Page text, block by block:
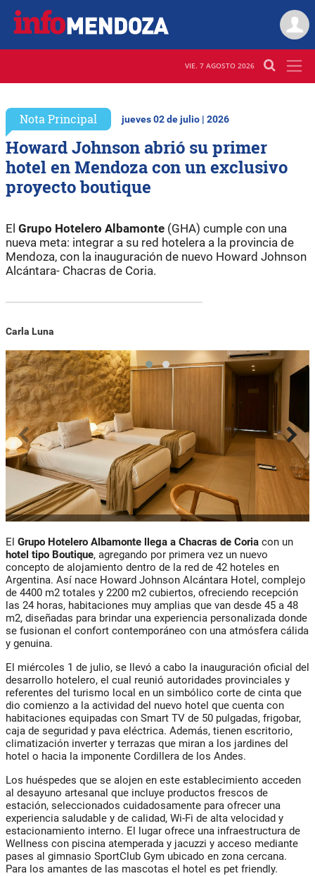
VIE. 7 AGOSTO 2026
Nota Principal jueves 02 de julio | 2026
Howard Johnson abrió su primer
hotel en Mendoza con un exclusivo
proyecto boutique
El Grupo Hotelero Albamonte (GHA) cumple con una
nueva meta: integrar a su red hotelera a la provincia de
Mendoza, con la inauguración de nuevo Howard Johnson
Alcántara- Chacras de Coria.
Carla Luna
El Grupo Hotelero Albamonte llega a Chacras de Coria con un
hotel tipo Boutique, agregando por primera vez un nuevo
concepto de alojamiento dentro de la red de 42 hoteles en
Argentina. Así nace Howard Johnson Alcántara Hotel, complejo
de 4400 m2 totales y 2200 m2 cubiertos, ofreciendo recepción
las 24 horas, habitaciones muy amplias que van desde 45 a 48
m2, diseñadas para brindar una experiencia personalizada donde
se fusionan el confort contemporáneo con una atmósfera cálida
y genuina.
El miércoles 1 de julio, se llevó a cabo la inauguración oficial del
desarrollo hotelero, el cual reunió autoridades provinciales y
referentes del turismo local en un simbólico corte de cinta que
dio comienzo a la actividad del nuevo hotel que cuenta con
habitaciones equipadas con Smart TV de 50 pulgadas, frigobar,
caja de seguridad y pava eléctrica. Además, tienen escritorio,
climatización inverter y terrazas que miran a los jardines del
hotel o hacia la imponente Cordillera de los Andes.
Los huéspedes que se alojen en este establecimiento acceden
al desayuno artesanal que incluye productos frescos de
estación, seleccionados cuidadosamente para ofrecer una
experiencia saludable y de calidad, Wi-Fi de alta velocidad y
estacionamiento interno. El lugar ofrece una infraestructura de
Wellness con piscina atemperada y jacuzzi y acceso mediante
pases al gimnasio SportClub Gym ubicado en zona cercana.
Para los amantes de las mascotas el hotel es pet friendly.